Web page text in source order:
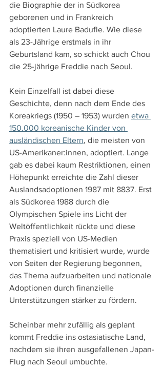
die Biographie der in Südkorea
geborenen und in Frankreich
adoptierten Laure Badufle. Wie diese
als 23-Jährige erstmals in ihr
Geburtsland kam, so schickt auch Chou
die 25-jährige Freddie nach Seoul.
Kein Einzelfall ist dabei diese
Geschichte, denn nach dem Ende des
Koreakriegs (1950 – 1953) wurden etwa
150.000 koreanische Kinder von
ausländischen Eltern, die meisten von
US-Amerikaner:innen, adoptiert. Lange
gab es dabei kaum Restriktionen, einen
Höhepunkt erreichte die Zahl dieser
Auslandsadoptionen 1987 mit 8837. Erst
als Südkorea 1988 durch die
Olympischen Spiele ins Licht der
Weltöffentlichkeit rückte und diese
Praxis speziell von US-Medien
thematisiert und kritisiert wurde, wurde
von Seiten der Regierung begonnen,
das Thema aufzuarbeiten und nationale
Adoptionen durch finanzielle
Unterstützungen stärker zu fördern.
Scheinbar mehr zufällig als geplant
kommt Freddie ins ostasiatische Land,
nachdem sie ihren ausgefallenen Japan-
Flug nach Seoul umbuchte.